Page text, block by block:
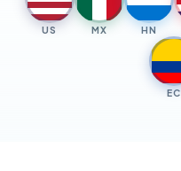
US MX HN
EC